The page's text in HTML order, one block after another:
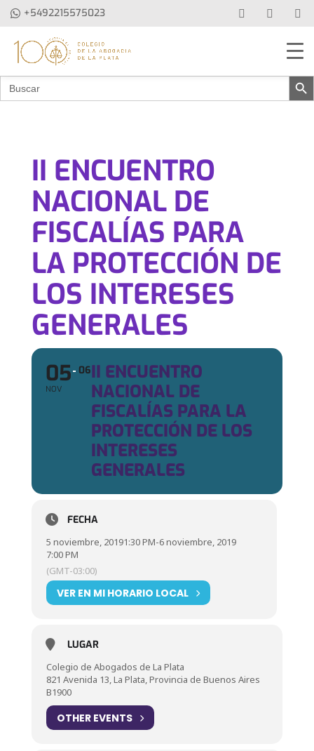
+5492215575023
Buscar: Botón de
II ENCUENTRO
NACIONAL DE
FISCALÍAS PARA
LA PROTECCIÓN DE
LOS INTERESES
GENERALES
05
NOV
06II ENCUENTRO
NACIONAL DE
FISCALÍAS PARA LA
PROTECCIÓN DE LOS
INTERESES
GENERALES
FECHA
5 noviembre, 20191:30 PM-6 noviembre, 2019
7:00 PM
(GMT-03:00)
VER EN MI HORARIO LOCAL
LUGAR
Colegio de Abogados de La Plata
821 Avenida 13, La Plata, Provincia de Buenos Aires
B1900
OTHER EVENTS